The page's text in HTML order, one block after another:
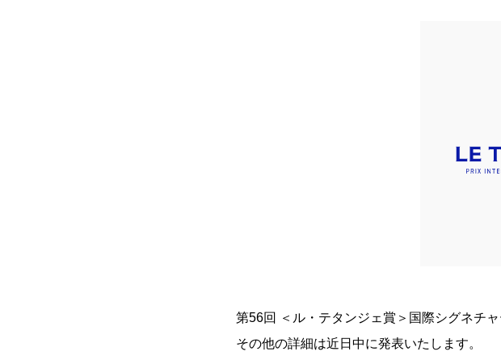
第56回 ＜ル・テタンジェ賞＞国際シグネチ
その他の詳細は近日中に発表いたします。